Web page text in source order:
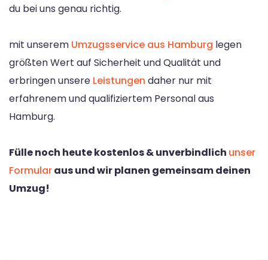
du bei uns genau richtig.
mit unserem Umzugsservice aus Hamburg legen
größten Wert auf Sicherheit und Qualität und
erbringen unsere Leistungen daher nur mit
erfahrenem und qualifiziertem Personal aus
Hamburg.
Fülle noch heute kostenlos & unverbindlich unser
Formularaus und wir planen gemeinsam deinen
Umzug!